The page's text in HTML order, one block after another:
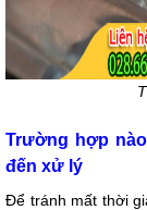
Trường hợp
đến xử lý
Để tránh mất thời